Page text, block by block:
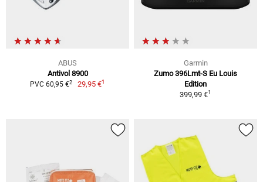
ABUS
Antivol 8900
PVC 60,95 €2 29,95 €1
Garmin
Zumo 396Lmt-S Eu Louis
Edition
399,99 €1